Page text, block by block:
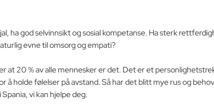
ha god selvinnsikt og sosial kompetanse. Ha sterk
evne til omsorg og empati?
at 20 % av alle mennesker er det. Det er et
å holde følelser på avstand. Så har det blitt mye rus og
i Spania, vi kan hjelpe deg.